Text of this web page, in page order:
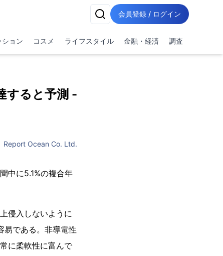
会員登録 / ログイン
ション コスメ ライフスタイル 金融・経済 調査
すると予測 -
Report Ocean Co. Ltd.
中に5.1%の複合年
侵入しないように
易である。非導電性
に柔軟性に富んで